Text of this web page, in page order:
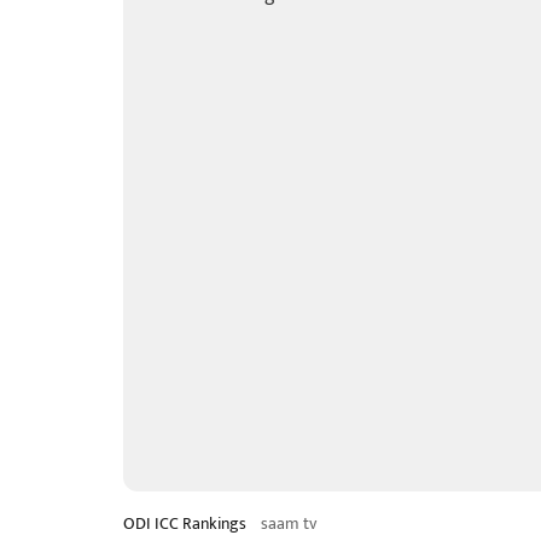
ODI ICC Rankings saam tv